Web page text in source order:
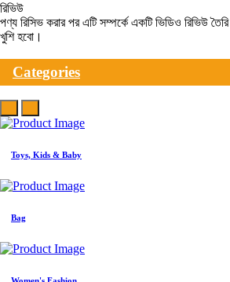
রিভিউ
পণ্য রিসিভ করার পর এটি সম্পর্কে একটি ভিডিও রিভিউ
খুশি হবো।
Categories
Toys, Kids & Baby
Bag